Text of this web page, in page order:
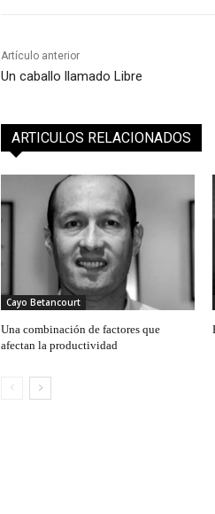
Artículo anterior
Un caballo llamado Libre
ARTICULOS RELACIONADOS
Cayo Betancourt
Una combinación de factores que
afectan la productividad